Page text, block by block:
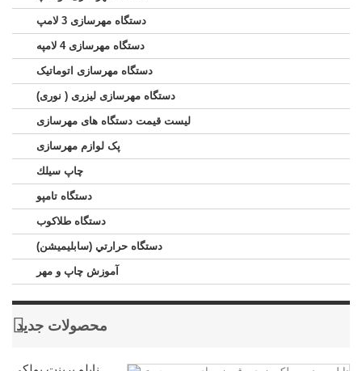
دستگاه مهرسازی 3 لامپ
دستگاه مهرسازی 4 لامپه
دستگاه مهرسازی اتوماتیک
دستگاه مهرسازی لیزری ( نوری)
لیست قیمت دستگاه های مهرسازی
پک لوازم مهرسازی
چاپ سيلك
دستگاه تامپو
دستگاه طلاکوب
دستگاه حرارتي (سابليميشن)
آموزش چاپ و مهر
محصولات جدید